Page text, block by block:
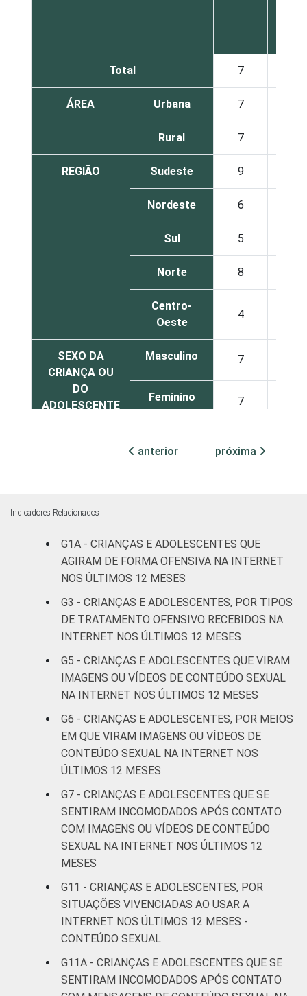
Total 7
ÁREA Urbana 7
Rural 7
REGIÃO Sudeste 9
Nordeste 6
Sul 5
Norte 8
Centro-
Oeste
4
SEXO DA
CRIANÇA OU
DO
ADOLESCENTE
Masculino 7
Feminino 7
Fundamental
7
Médio ou
mais
7
FAIXA ETÁRIA
DA CRIANÇA
OU DO
ADOLESCENTE
De 9 a 10
anos
1
De 11 a 12
anos
2
anos
7
De 15 a 17
anos
RENDA
FAMILIAR
Até 1 SM 8
Mais de 1
5
Mais de 2
SM até 3 SM
6
Mais de 3
SM
Não tem
anterior próxima
Indicadores Relacionados
G1A - CRIANÇAS E ADOLESCENTES QUE
AGIRAM DE FORMA OFENSIVA NA INTERNET
NOS ÚLTIMOS 12 MESES
G3 - CRIANÇAS E ADOLESCENTES, POR TIPOS
DE TRATAMENTO OFENSIVO RECEBIDOS NA
INTERNET NOS ÚLTIMOS 12 MESES
G5 - CRIANÇAS E ADOLESCENTES QUE VIRAM
IMAGENS OU VÍDEOS DE CONTEÚDO SEXUAL
NA INTERNET NOS ÚLTIMOS 12 MESES
G6 - CRIANÇAS E ADOLESCENTES, POR MEIOS
EM QUE VIRAM IMAGENS OU VÍDEOS DE
CONTEÚDO SEXUAL NA INTERNET NOS
ÚLTIMOS 12 MESES
G7 - CRIANÇAS E ADOLESCENTES QUE SE
SENTIRAM INCOMODADOS APÓS CONTATO
COM IMAGENS OU VÍDEOS DE CONTEÚDO
SEXUAL NA INTERNET NOS ÚLTIMOS 12
MESES
G11 - CRIANÇAS E ADOLESCENTES, POR
SITUAÇÕES VIVENCIADAS AO USAR A
INTERNET NOS ÚLTIMOS 12 MESES -
CONTEÚDO SEXUAL
G11A - CRIANÇAS E ADOLESCENTES QUE SE
SENTIRAM INCOMODADOS APÓS CONTATO